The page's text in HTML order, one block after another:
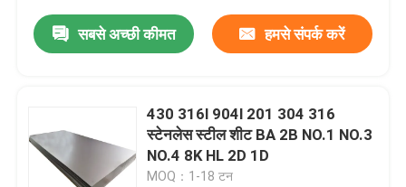
सबसे अच्छी कीमत हमसे संपर्क करें
430 316l 904l 201 304 316
स्टेनलेस स्टील शीट BA 2B NO.1 NO.3
NO.4 8K HL 2D 1D
MOQ：1-18 टन